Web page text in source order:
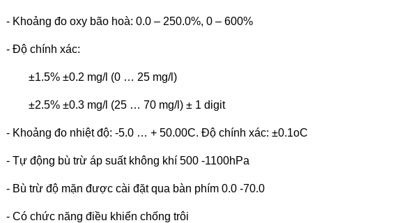
- Khoảng đo oxy bão hoà: 0.0 – 250.0%, 0 – 600%
- Độ chính xác:
±1.5% ±0.2 mg/l (0 … 25 mg/l)
±2.5% ±0.3 mg/l (25 … 70 mg/l) ± 1 digit
- Khoảng đo nhiệt độ: -5.0 … + 50.00C. Độ chính xác: ±0.1oC
- Tự động bù trừ áp suất không khí 500 -1100hPa
- Bù trừ độ mặn được cài đặt qua bàn phím 0.0 -70.0
- Có chức năng điều khiển chống trôi